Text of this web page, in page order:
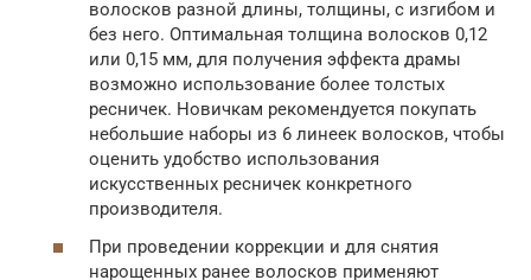
волосков разной длины, толщины, с изгибом и
без него. Оптимальная толщина волосков 0,12
или 0,15 мм, для получения эффекта драмы
возможно использование более толстых
ресничек. Новичкам рекомендуется покупать
небольшие наборы из 6 линеек волосков, чтобы
оценить удобство использования
искусственных ресничек конкретного
производителя.
При проведении коррекции и для снятия
нарощенных ранее волосков применяют